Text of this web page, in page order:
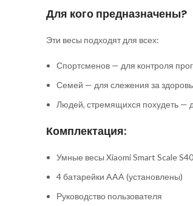
Для кого предназначены?
Эти весы подходят для всех:
Спортсменов — для контроля
Семей — для слежения за
Людей, стремящихся похудеть —
Комплектация:
Умные весы Xiaomi Smart Scale
4 батарейки AAA (установлены)
Руководство пользователя